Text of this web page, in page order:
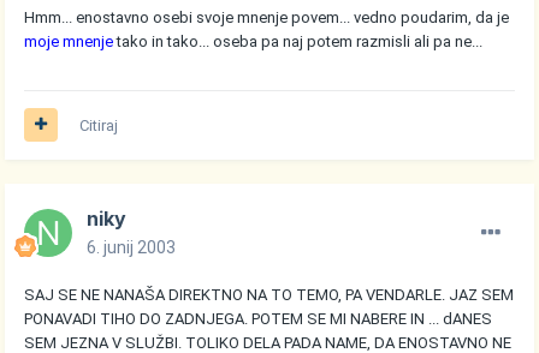
Hmm... enostavno osebi svoje mnenje povem... vedno poudarim, da je
moje mnenjetako in tako... oseba pa naj potem razmisli ali pa ne...
Citiraj
niky
6. junij 2003
SAJ SE NE NANAŠA DIREKTNO NA TO TEMO, PA VENDARLE. JAZ SEM
PONAVADI TIHO DO ZADNJEGA. POTEM SE MI NABERE IN ... dANES
SEM JEZNA V SLUŽBI. TOLIKO DELA PADA NAME, DA ENOSTAVNO NE